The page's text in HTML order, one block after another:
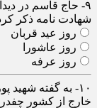
۹- حاج قاسم در
شهادت نامه ذکر
روز عید قربان
روز عاشورا
روز عرفه
۱۰- به گفته
خارج از کشور